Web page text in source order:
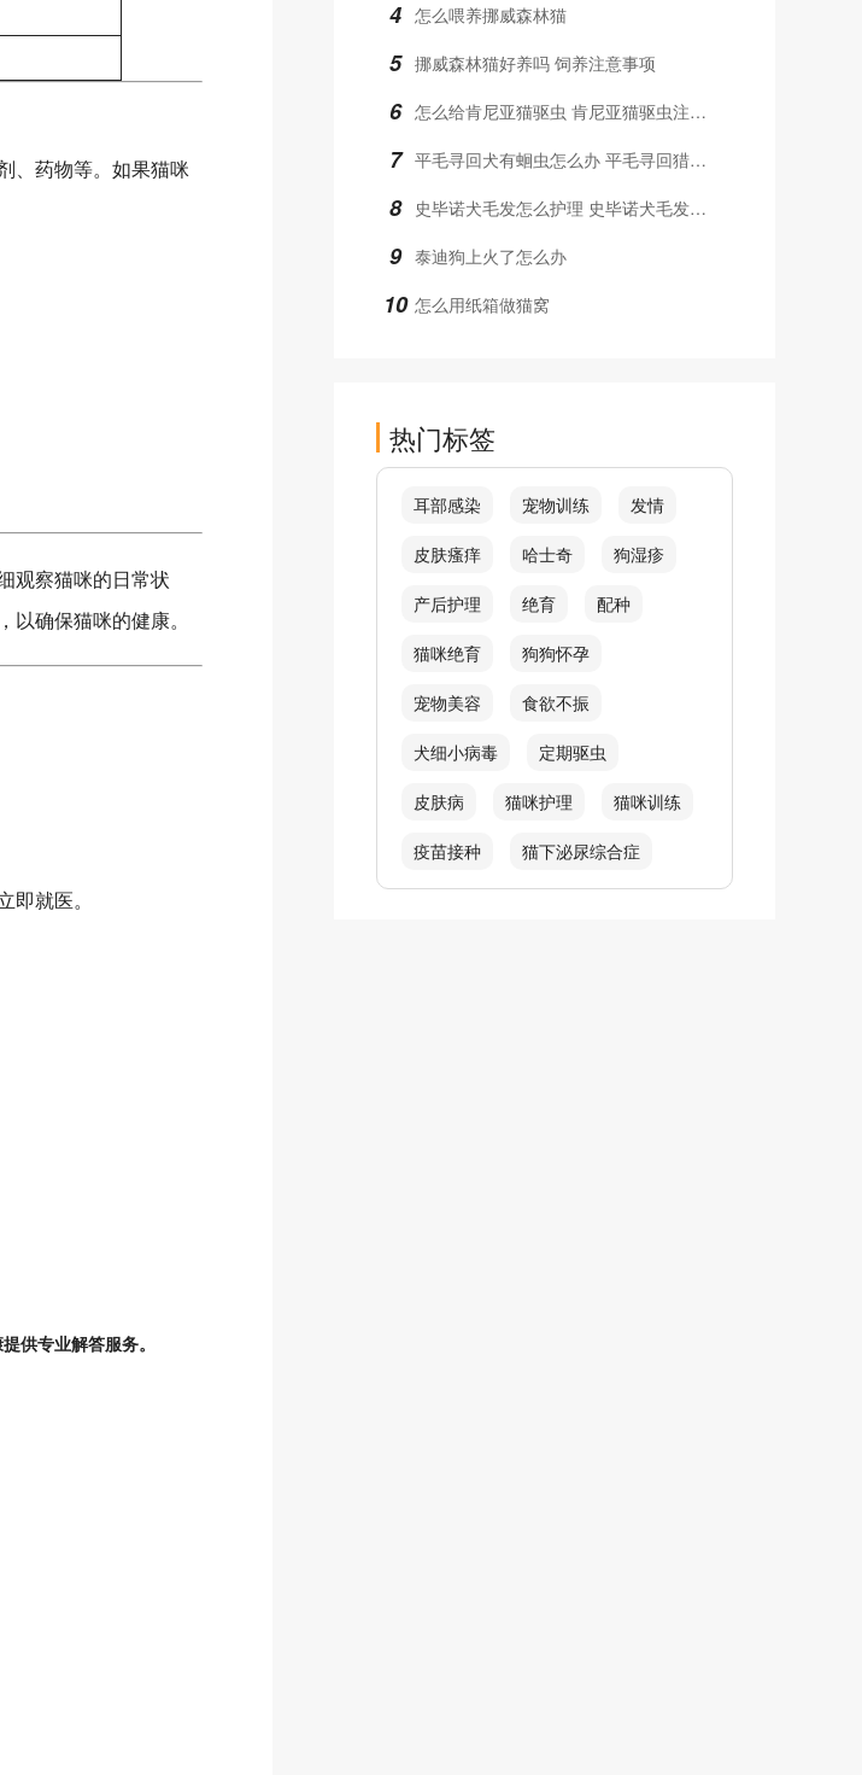
、药物等。如果猫咪
观察猫咪的日常状
确保猫咪的健康。
就医。
供专业解答服务。
4 怎么喂养挪威森林猫
5 挪威森林猫好养吗 饲养注意事项
6 怎么给肯尼亚猫驱虫 肯尼亚猫驱虫注意事项
7 平毛寻回犬有蛔虫怎么办 平毛寻回猎犬蛔虫治疗方法
8 史毕诺犬毛发怎么护理 史毕诺犬毛发护理方法
9 泰迪狗上火了怎么办
10 怎么用纸箱做猫窝
热门标签
耳部感染 宠物训练 发情
皮肤瘙痒 哈士奇 狗湿疹
产后护理 绝育 配种
猫咪绝育 狗狗怀孕
宠物美容 食欲不振
犬细小病毒 定期驱虫
皮肤病 猫咪护理 猫咪训练
疫苗接种 猫下泌尿综合症